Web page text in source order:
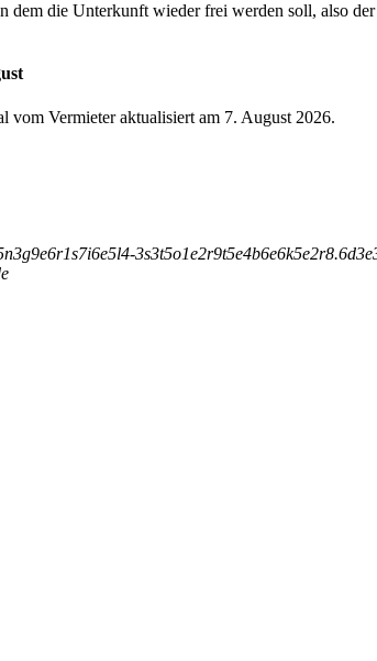
dem die Unterkunft wieder frei werden soll, also
vom Vermieter aktualisiert am 7. August 2026.
n3g9e6r1s7i6e5l4-3s3t5o1e2r9t5e4b6e6k5e2r8.6d3e